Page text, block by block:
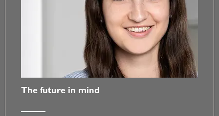
The future in mind